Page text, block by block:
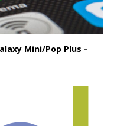
Mini/Pop Plus -